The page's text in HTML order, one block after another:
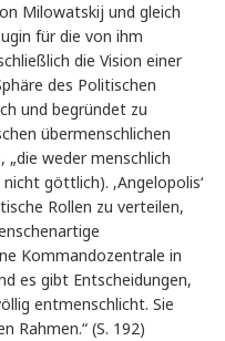
Milowatskij und gleich
für die von ihm
die Vision einer
des Politischen
und begründet zu
übermenschlichen
„die weder menschlich
göttlich). ‚Angelopolis‘
Rollen zu verteilen,
Kommandozentrale in
es gibt Entscheidungen,
entmenschlicht. Sie
Rahmen.“ (S. 192)